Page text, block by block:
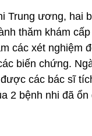
Trung ương, hai
thăm khám
các xét nghiệm
biến chứng.
các bác sĩ
2 bệnh nhi đã ổn